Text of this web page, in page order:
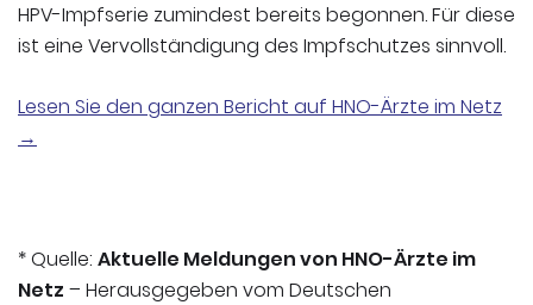
HPV-Impfserie zumindest bereits begonnen. Für diese
ist eine Vervollständigung des Impfschutzes sinnvoll.
Lesen Sie den ganzen Bericht auf HNO-Ärzte im Netz
→
* Quelle: Aktuelle Meldungen von HNO-Ärzte im
Netz – Herausgegeben vom Deutschen